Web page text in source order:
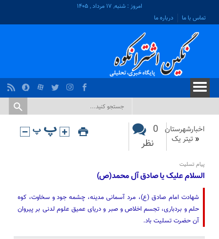
امروز : شنبه, ۱۷ مرداد , ۱۴۰۵
تماس با ما
درباره ما
اخبارشهرستان
« تیتر یک
0
نظر
پیام تسلیت
السلام علیک یا صادق آل محمد(ص)
شهادت امام صادق (ع)، مرد آسمانی مدینه، چشمه جود و سخاوت، کوه
حلم و بردباری، تجسم اخلاص و صبر و دریای عمیق علوم لدنی بر پیروان
آن حضرت تسلیت باد.